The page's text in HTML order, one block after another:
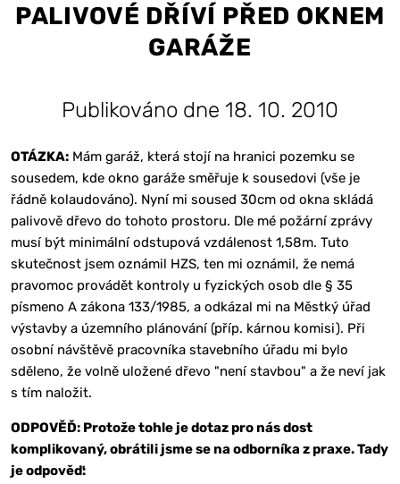
PALIVOVÉ DŘÍVÍ PŘED OKNEM
GARÁŽE
Publikováno dne 18. 10. 2010
OTÁZKA:Mám garáž, která stojí na hranici pozemku se
sousedem, kde okno garáže směřuje k sousedovi (vše je
řádně kolaudováno). Nyní mi soused 30cm od okna skládá
palivově dřevo do tohoto prostoru. Dle mé požární zprávy
musí být minimální odstupová vzdálenost 1,58m. Tuto
skutečnost jsem oznámil HZS, ten mi oznámil, že nemá
pravomoc provádět kontroly u fyzických osob dle § 35
písmeno A zákona 133/1985, a odkázal mi na Městký úřad
výstavby a územního plánování (příp. kárnou komisi). Při
osobní návštěvě pracovníka stavebního úřadu mi bylo
sděleno, že volně uložené dřevo "není stavbou" a že neví jak
s tím naložit.
ODPOVĚĎ: Protože tohle je dotaz pro nás dost
komplikovaný, obrátili jsme se na odborníka z praxe. Tady
je odpověď: